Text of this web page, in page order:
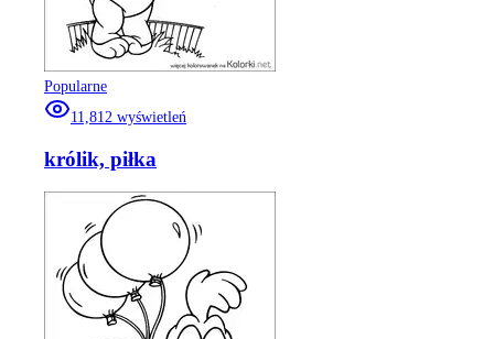
Popularne
11,812 wyświetleń
królik, piłka